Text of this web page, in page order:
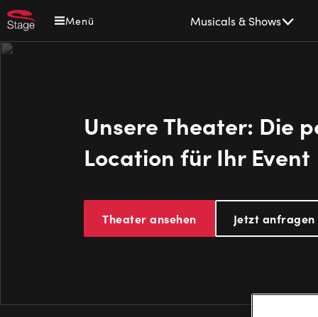
Direkt
zum
Inhalt
Menü
navigation
Musicals & Shows
Unsere Theater: Die
Location für Ihr Event
Theater ansehen Jetzt anfragen